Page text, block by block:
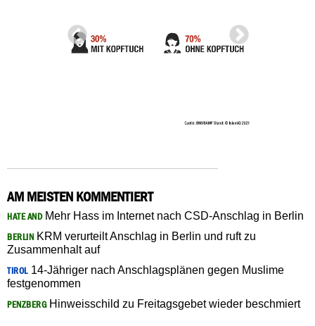
AM MEISTEN KOMMENTIERT
HATE ANDMehr Hass im Internet nach CSD-Anschlag in Berlin
BERLIN KRM verurteilt Anschlag in Berlin und ruft zu
Zusammenhalt auf
TIROL14-Jähriger nach Anschlagsplänen gegen Muslime
festgenommen
PENZBERGHinweisschild zu Freitagsgebet wieder beschmiert